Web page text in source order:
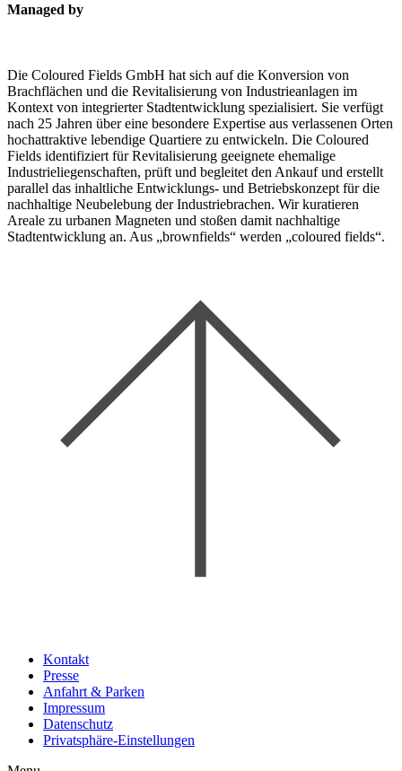
Managed by
Die Coloured Fields GmbH hat sich auf die Konversion von
Brachflächen und die Revitalisierung von Industrieanlagen im
Kontext von integrierter Stadtentwicklung spezialisiert. Sie verfügt
nach 25 Jahren über eine besondere Expertise aus verlassenen Orten
hochattraktive lebendige Quartiere zu entwickeln. Die Coloured
Fields identifiziert für Revitalisierung geeignete ehemalige
Industrieliegenschaften, prüft und begleitet den Ankauf und erstellt
parallel das inhaltliche Entwicklungs- und Betriebskonzept für die
nachhaltige Neubelebung der Industriebrachen. Wir kuratieren
Areale zu urbanen Magneten und stoßen damit nachhaltige
Stadtentwicklung an. Aus „brownfields“ werden „coloured fields“.
Kontakt
Presse
Anfahrt & Parken
Impressum
Datenschutz
Privatsphäre-Einstellungen